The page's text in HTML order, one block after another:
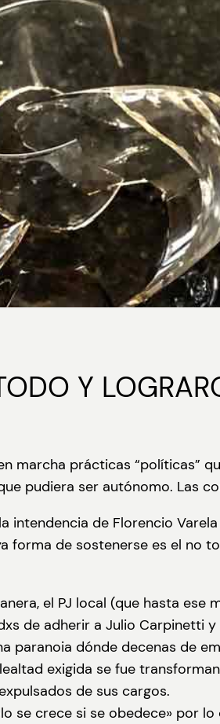
Y
marcha prácticas “políticas”
pudiera ser autónomo. Las
intendencia de Florencio
de sostenerse es el no
el PJ local (que hasta
de adherir a Julio Carpinetti
paranoia dónde decenas de
exigida se fue
de sus cargos.
se crece si se obedece» por